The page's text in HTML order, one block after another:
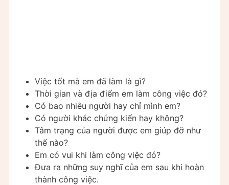
Việc tốt mà em đã làm là gì?
Thời gian và địa điểm em làm công việc đó?
Có bao nhiêu người hay chỉ mình em?
Có người khác chứng kiến hay không?
Tâm trạng của người được em giúp đỡ như
thế nào?
Em có vui khi làm công việc đó?
Đưa ra những suy nghĩ của em sau khi hoàn
thành công việc.